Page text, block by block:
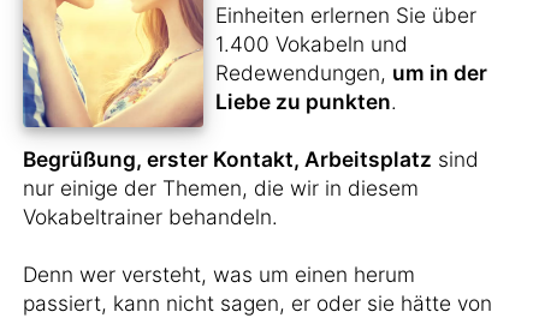
Einheiten erlernen Sie über
1.400 Vokabeln und
Redewendungen, um in der
Liebe zu punkten.
Begrüßung, erster Kontakt, Arbeitsplatz sind
nur einige der Themen, die wir in diesem
Vokabeltrainer behandeln.
Denn wer versteht, was um einen herum
passiert, kann nicht sagen, er oder sie hätte von